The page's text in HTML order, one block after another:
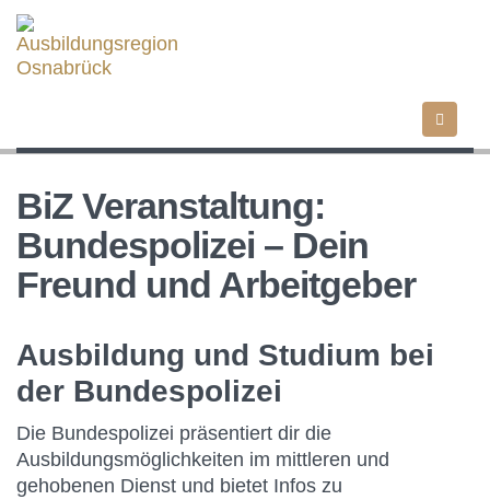
Direkt
zum
Inhalt
BiZ Veranstaltung:
Bundespolizei – Dein
Freund und Arbeitgeber
Ausbildung und Studium bei
der Bundespolizei
Die Bundespolizei präsentiert dir die
Ausbildungsmöglichkeiten im mittleren und
gehobenen Dienst und bietet Infos zu